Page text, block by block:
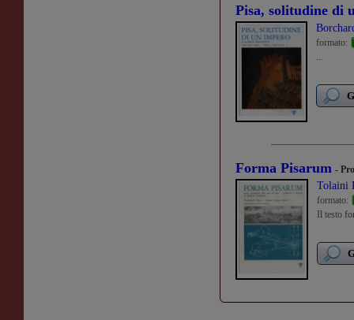
Pisa, solitudine di
formato:
...
Forma Pisarum -
Tolaini
formato:
Il testo